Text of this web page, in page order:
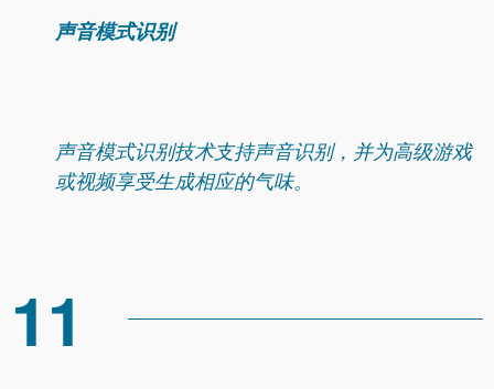
声音模式识别
声音模式识别技术支持声音识别，并为高级游戏
或视频享受生成相应的气味。
11